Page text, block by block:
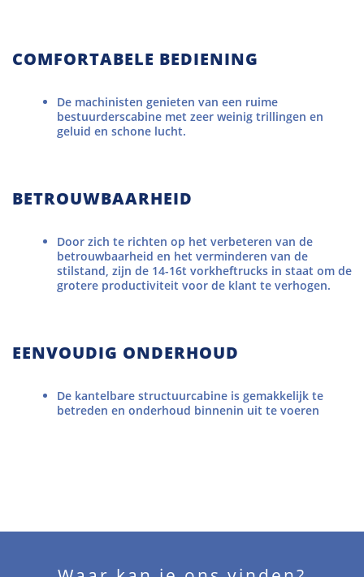
COMFORTABELE BEDIENING
De machinisten genieten van een ruime
bestuurderscabine met zeer weinig trillingen en
geluid en schone lucht.
BETROUWBAARHEID
Door zich te richten op het verbeteren van de
betrouwbaarheid en het verminderen van de
stilstand, zijn de 14-16t vorkheftrucks in staat om de
grotere productiviteit voor de klant te verhogen.
EENVOUDIG ONDERHOUD
De kantelbare structuurcabine is gemakkelijk te
betreden en onderhoud binnenin uit te voeren